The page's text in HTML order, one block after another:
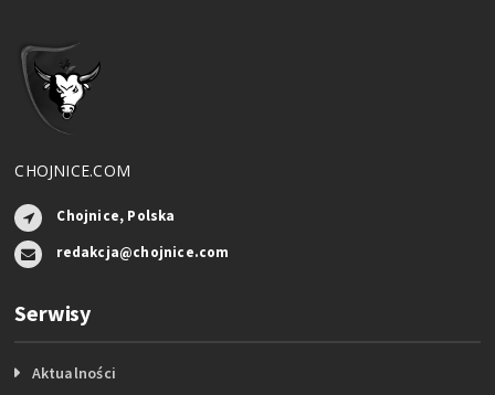
CHOJNICE.COM
Chojnice, Polska
redakcja@chojnice.com
Serwisy
Aktualności